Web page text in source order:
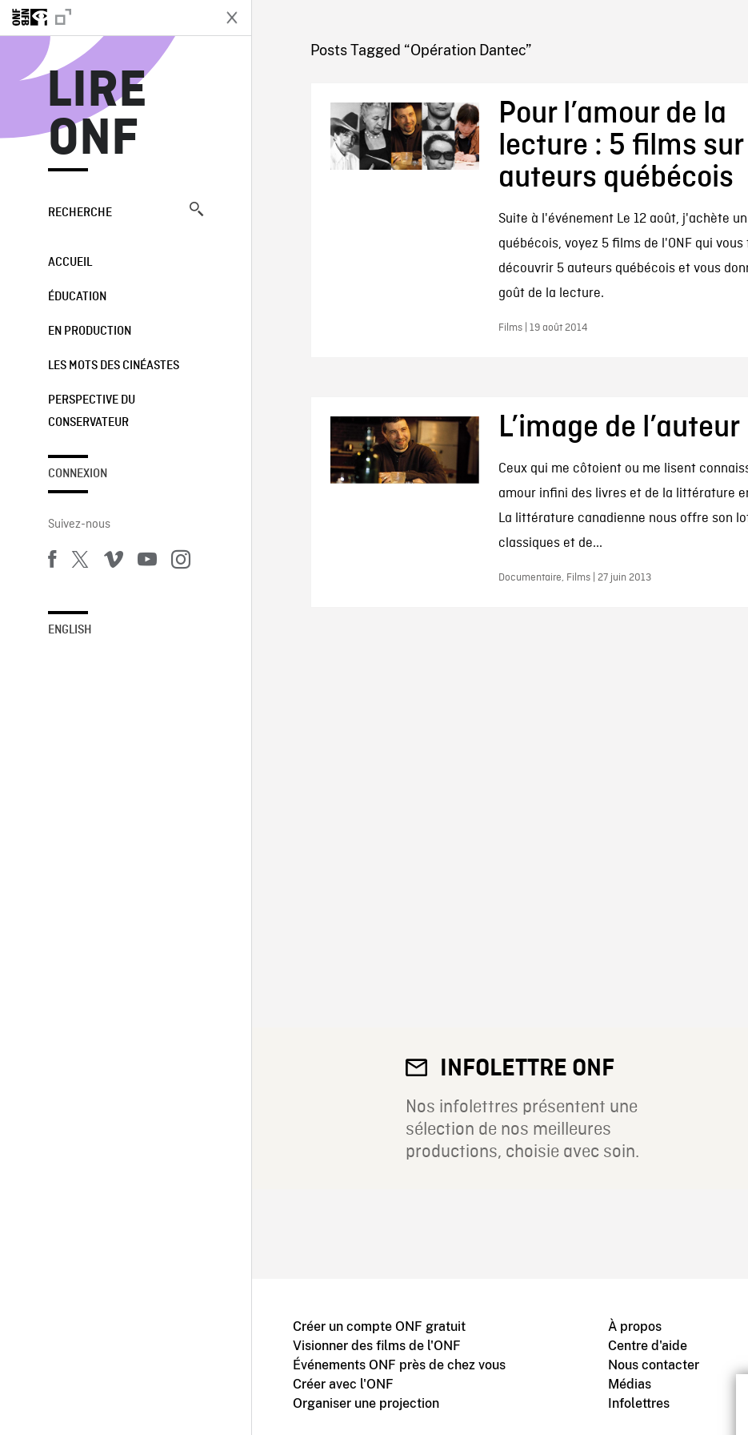
LIRE
ONF
RECHERCHE
ACCUEIL
ÉDUCATION
EN PRODUCTION
LES MOTS DES CINÉASTES
PERSPECTIVE DU
CONSERVATEUR
CONNEXION
Suivez-nous
ENGLISH
LIRE ONF
Posts Tagged “Opération Dantec”
Pour l’amour de la
lecture : 5 films sur
auteurs québécois
Suite à l'événement Le 12 août, j'achète
québécois, voyez 5 films de l'ONF qui
découvrir 5 auteurs québécois et vous
goût de la lecture.
Films | 19 août 2014
L’image de l’auteur
Ceux qui me côtoient ou me lisent
amour infini des livres et de la littérature
La littérature canadienne nous offre son
classiques et de...
Documentaire, Films | 27 juin 2013
INFOLETTRE ONF
Nos infolettres présentent une
sélection de nos meilleures
productions, choisie avec soin.
Créer un compte ONF gratuit
Visionner des films de l'ONF
Événements ONF près de chez vous
Créer avec l'ONF
Organiser une projection
À propos
Centre d'aide
Nous contacter
Médias
Infolettres